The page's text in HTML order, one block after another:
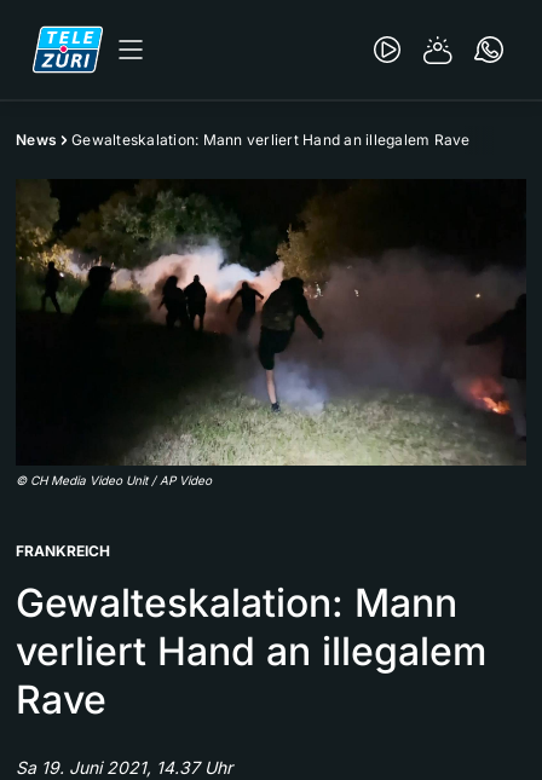
News Gewalteskalation: Mann verliert Hand an illegalem Rave
© CH Media Video Unit / AP Video
FRANKREICH
Gewalteskalation: Mann
verliert Hand an illegalem
Rave
Sa 19. Juni 2021, 14.37 Uhr